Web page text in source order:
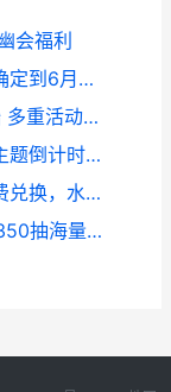
会福利
《梦幻新诛仙：轻享》「扬帆测试」确定到6月3日 梦幻新诛仙小泥巴打书
《跑跑卡丁车》野兽幸运宝石1+1开始 多重活动主题同步放开 跑跑卡丁车手游官网
精品时装周《封印者》印花收集活动主题倒计时 时装周92期
《自由篮球》庆典狂欢热门人物不收费兑换，水晶商店半价特惠来袭 自由篮球my pick
S7赛季今天重磅上线，第一个月狂送350抽海量福利 s7赛季视频